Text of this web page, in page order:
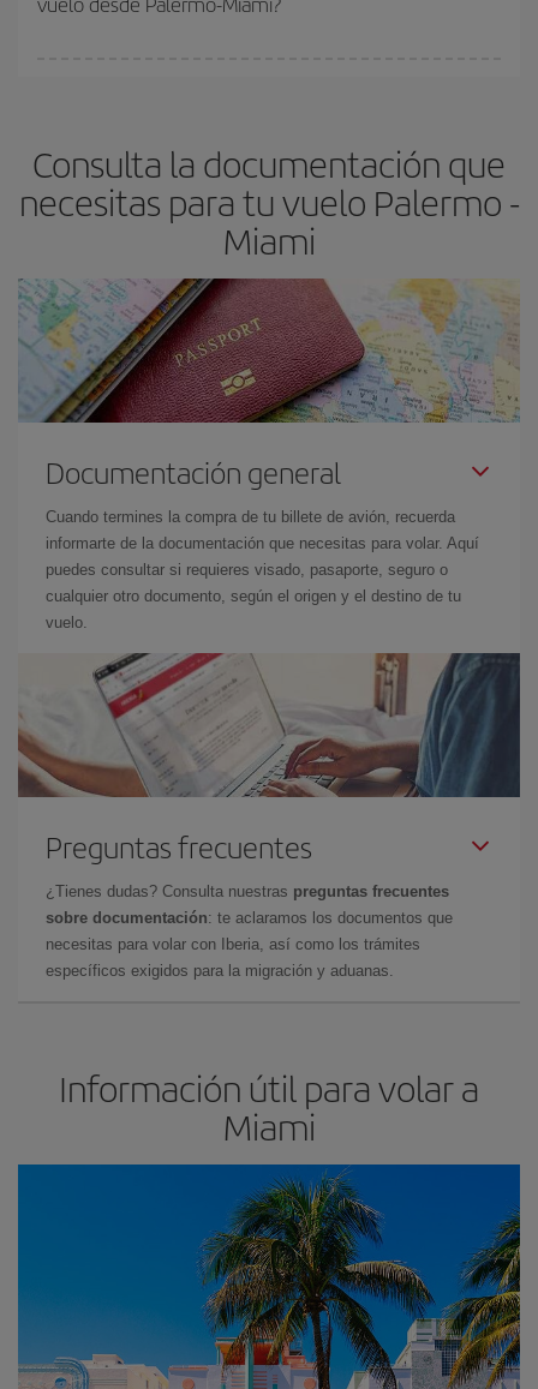
Consulta la documentación que
necesitas para tu vuelo Palermo -
Miami
Documentación general
Cuando termines la compra de tu billete de avión, recuerda
informarte de la documentación que necesitas para volar. Aquí
puedes consultar si requieres visado, pasaporte, seguro o
cualquier otro documento, según el origen y el destino de tu
vuelo.
Preguntas frecuentes
¿Tienes dudas? Consulta nuestras preguntas frecuentes
sobre documentación: te aclaramos los documentos que
necesitas para volar con Iberia, así como los trámites
específicos exigidos para la migración y aduanas.
Información útil para volar a
Miami